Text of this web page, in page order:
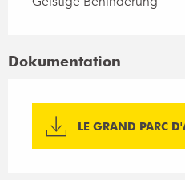
Dokumentation
LE GRAND PARC